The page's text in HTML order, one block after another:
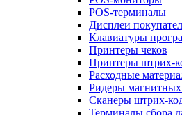
POS-терминалы
Дисплеи
Клавиатуры
Принтеры чеков
Принтеры штрих-
Расходные
Ридеры магнитных
Сканеры штрих-
Терминалы сбора